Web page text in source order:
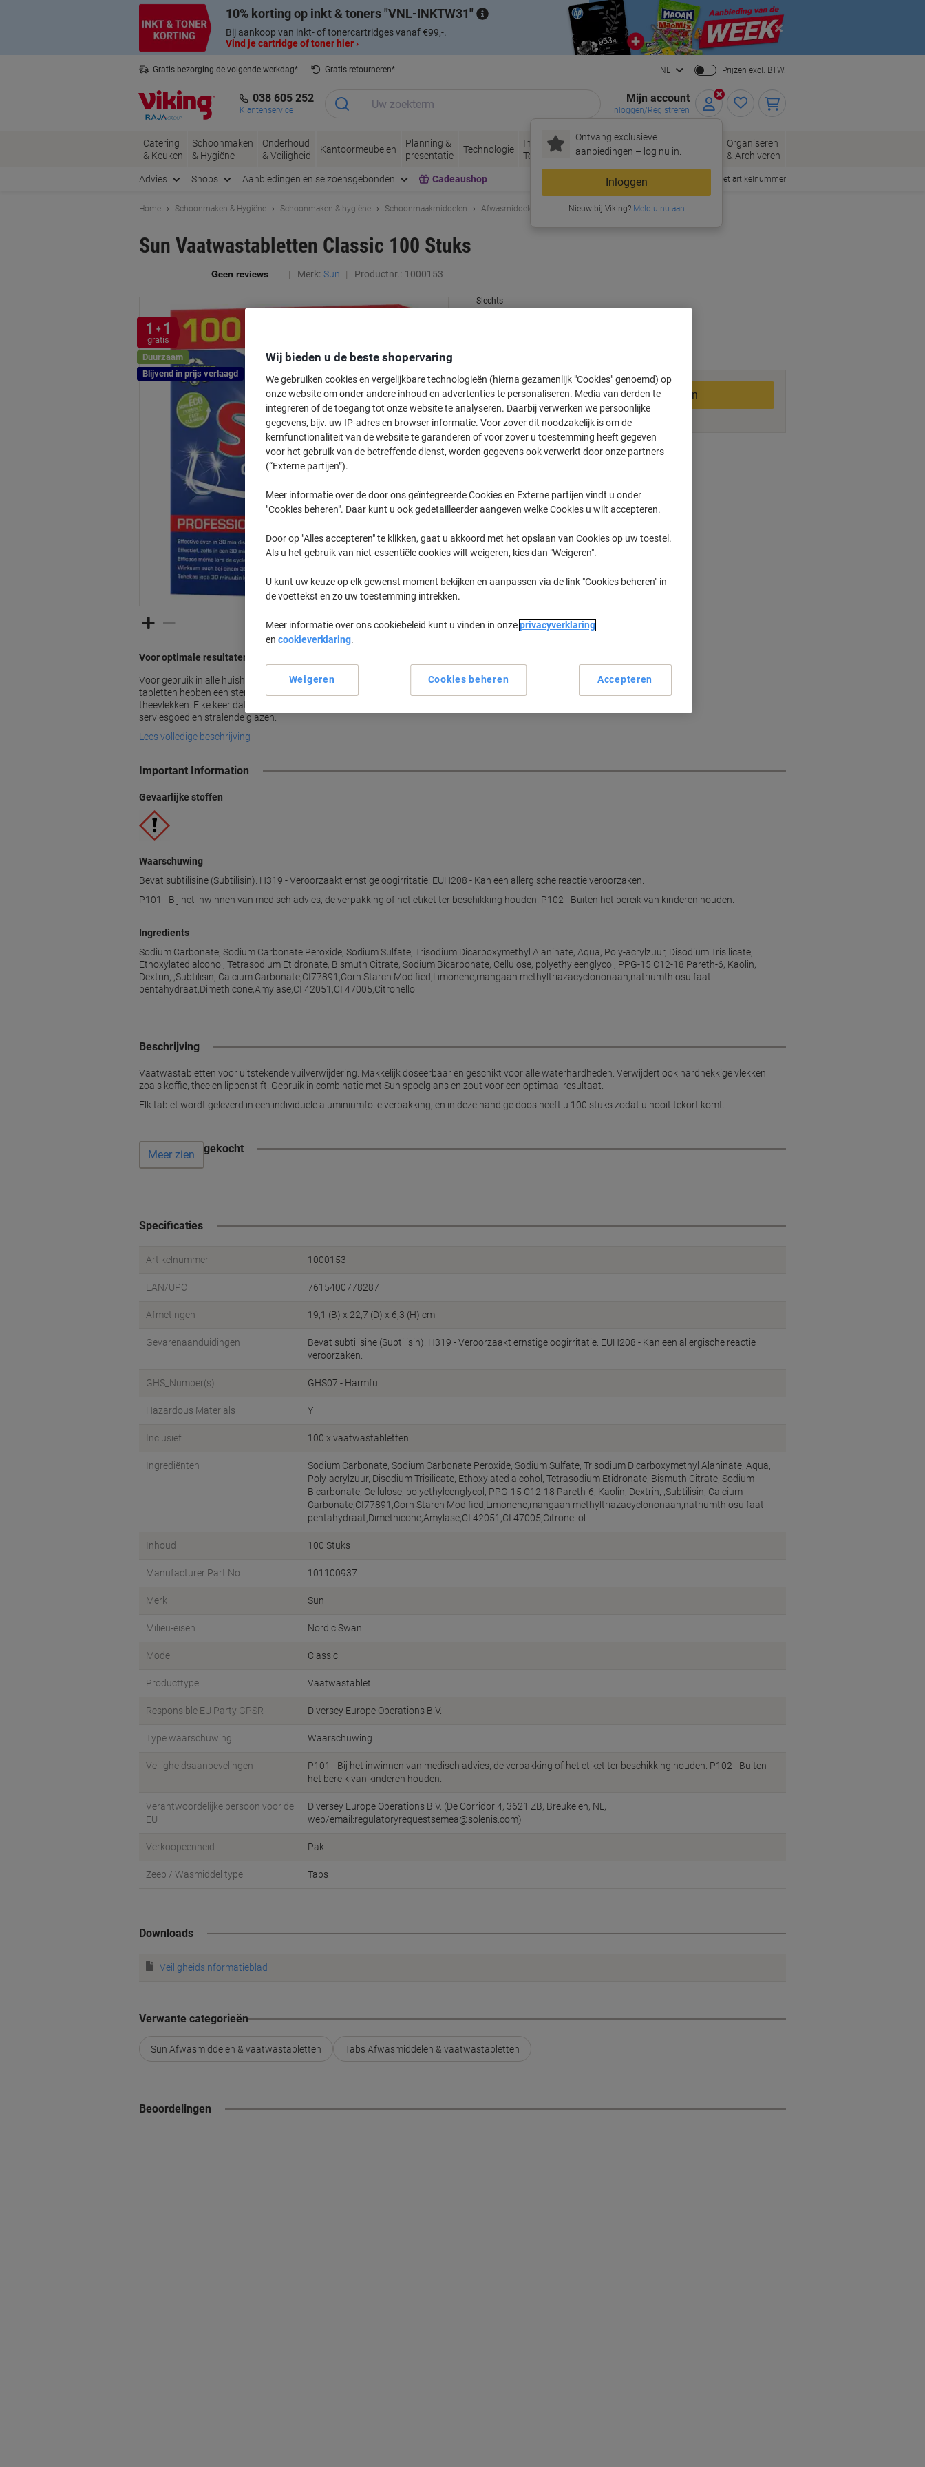
10% korting op inkt & toners VNL-INKTW31
Bij aankoop van inkt- of tonercartridges vanaf €99,-.
Vind je cartridge of toner hier ›
Close
Gratis bezorging de volgende werkdag*
Gratis retourneren*
NL Prijzen excl. BTW.
038 605 252
Klantenservice
Mijn account
Inloggen/Registreren
Ontvang exclusieve
aanbiedingen – log nu in.
Inloggen
Nieuw bij Viking?Meld u nu aan
Catering
& Keuken
Schoonmaken
& Hygiëne
Onderhoud
& Veiligheid
Kantoormeubelen
Planning &
presentatie
Technologie
Inkt &
Toner
Papier, Enveloppen
& Verpakken
Kantoorartikelen
Organiseren
& Archiveren
Advies Shops Aanbiedingen en seizoensgebonden Cadeaushop Snel bestellen met artikelnummer
Home Schoonmaken & Hygiëne Schoonmaken & hygiëne Schoonmaakmiddelen Afwasmiddelen & vaatwastabletten
Sun Vaatwastabletten Classic 100 Stuks
Merk: Sun Productnr.: 1000153
1 + 1
gratis
Duurzaam
Blijvend in prijs verlaagd
Voor optimale resultaten
Voor gebruik in alle huishoudelijke vaatwassers, want deze handige
tabletten hebben een sterke reinigingskracht voor gedroogde koffie- en
theevlekken. Elke keer dat u een tablet gebruikt, krijgt u glanzend
serviesgoed en stralende glazen.
Lees volledige beschrijving
Slechts
Aantal
In winkelwagen
Aan een lijst toevoegen
Leveringsinformatie Betalingswijzen
Eenvoudig doseerbare tabletten
Geschikt voor alle waterhardheden
Verwijdert hardnekkige vlekken
Individueel verpakte tabletten
Important Information
Gevaarlijke stoffen
Waarschuwing
Bevat subtilisine (Subtilisin). H319 - Veroorzaakt ernstige oogirritatie. EUH208 - Kan een allergische reactie veroorzaken.
P101 - Bij het inwinnen van medisch advies, de verpakking of het etiket ter beschikking houden. P102 - Buiten het bereik van kinderen houden.
Ingredients
Sodium Carbonate, Sodium Carbonate Peroxide, Sodium Sulfate, Trisodium Dicarboxymethyl Alaninate, Aqua, Poly-acrylzuur, Disodium Trisilicate,
Ethoxylated alcohol, Tetrasodium Etidronate, Bismuth Citrate, Sodium Bicarbonate, Cellulose, polyethyleenglycol, PPG-15 C12-18 Pareth-6, Kaolin,
Dextrin, ,Subtilisin, Calcium Carbonate,CI77891,Corn Starch Modified,Limonene,mangaan methyltriazacyclononaan,natriumthiosulfaat
pentahydraat,Dimethicone,Amylase,CI 42051,CI 47005,Citronellol
Beschrijving
Vaatwastabletten voor uitstekende vuilverwijdering. Makkelijk doseerbaar en geschikt voor alle waterhardheden. Verwijdert ook hardnekkige vlekken
zoals koffie, thee en lippenstift. Gebruik in combinatie met Sun spoelglans en zout voor een optimaal resultaat.
Elk tablet wordt geleverd in een individuele aluminiumfolie verpakking, en in deze handige doos heeft u 100 stuks zodat u nooit tekort komt.
Vaak samen gekocht
Meer zien
Specificaties
Artikelnummer 1000153
EAN/UPC 7615400778287
Afmetingen 19,1 (B) x 22,7 (D) x 6,3 (H) cm
Gevarenaanduidingen
Bevat subtilisine (Subtilisin). H319 - Veroorzaakt ernstige oogirritatie. EUH208 - Kan een allergische reactie
veroorzaken.
GHS_Number(s) GHS07 - Harmful
Hazardous Materials Y
Inclusief 100 x vaatwastabletten
Ingrediënten
Sodium Carbonate, Sodium Carbonate Peroxide, Sodium Sulfate, Trisodium Dicarboxymethyl Alaninate, Aqua,
Poly-acrylzuur, Disodium Trisilicate, Ethoxylated alcohol, Tetrasodium Etidronate, Bismuth Citrate, Sodium
Bicarbonate, Cellulose, polyethyleenglycol, PPG-15 C12-18 Pareth-6, Kaolin, Dextrin, ,Subtilisin, Calcium
Carbonate,CI77891,Corn Starch Modified,Limonene,mangaan methyltriazacyclononaan,natriumthiosulfaat
pentahydraat,Dimethicone,Amylase,CI 42051,CI 47005,Citronellol
Inhoud 100 Stuks
Manufacturer Part No 101100937
Merk Sun
Milieu-eisen Nordic Swan
Model Classic
Producttype Vaatwastablet
Responsible EU Party GPSR Diversey Europe Operations B.V.
Type waarschuwing Waarschuwing
Veiligheidsaanbevelingen
P101 - Bij het inwinnen van medisch advies, de verpakking of het etiket ter beschikking houden. P102 - Buiten
het bereik van kinderen houden.
Verantwoordelijke persoon voor de
EU
Diversey Europe Operations B.V. (De Corridor 4, 3621 ZB, Breukelen, NL,
web/email:regulatoryrequestsemea@solenis.com)
Verkoopeenheid Pak
Zeep / Wasmiddel type Tabs
Downloads
Veiligheidsinformatieblad
Verwante categorieën
Sun Afwasmiddelen & vaatwastabletten Tabs Afwasmiddelen & vaatwastabletten
Beoordelingen
Wij bieden u de beste shopervaring
We gebruiken cookies en vergelijkbare technologieën (hierna gezamenlijk "Cookies" genoemd) op
onze website om onder andere inhoud en advertenties te personaliseren. Media van derden te
integreren of de toegang tot onze website te analyseren. Daarbij verwerken we persoonlijke
gegevens, bijv. uw IP-adres en browser informatie. Voor zover dit noodzakelijk is om de
kernfunctionaliteit van de website te garanderen of voor zover u toestemming heeft gegeven
voor het gebruik van de betreffende dienst, worden gegevens ook verwerkt door onze partners
(“Externe partijen”).
Meer informatie over de door ons geïntegreerde Cookies en Externe partijen vindt u onder
"Cookies beheren". Daar kunt u ook gedetailleerder aangeven welke Cookies u wilt accepteren.
Door op "Alles accepteren" te klikken, gaat u akkoord met het opslaan van Cookies op uw toestel.
Als u het gebruik van niet-essentiële cookies wilt weigeren, kies dan "Weigeren".
U kunt uw keuze op elk gewenst moment bekijken en aanpassen via de link "Cookies beheren" in
de voettekst en zo uw toestemming intrekken.
Meer informatie over ons cookiebeleid kunt u vinden in onzeprivacyverklaring
en cookieverklaring.
Cookies beheren
Weigeren Accepteren